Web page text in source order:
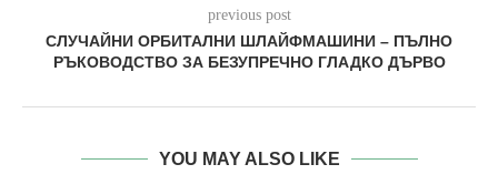
previous post
СЛУЧАЙНИ ОРБИТАЛНИ ШЛАЙФМАШИНИ – ПЪЛНО
РЪКОВОДСТВО ЗА БЕЗУПРЕЧНО ГЛАДКО ДЪРВО
YOU MAY ALSO LIKE